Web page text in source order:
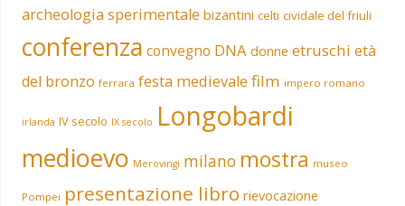
archeologia sperimentale bizantini celti cividale del friuli
conferenza convegno DNA donne etruschi età
del bronzo ferrara festa medievale film impero romano
irlanda IV secolo IX secolo Longobardi
medioevo Merovingi milano mostra museo
Pompei presentazione libro rievocazione